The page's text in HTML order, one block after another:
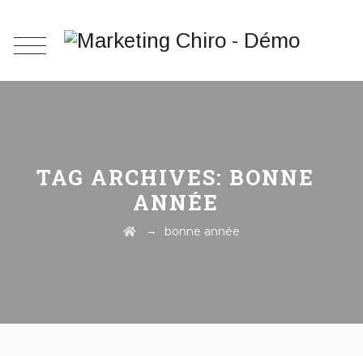
TAG ARCHIVES: BONNE
ANNÉE
→ bonne année